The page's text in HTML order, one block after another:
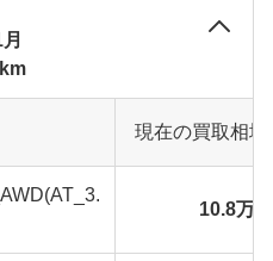
現在の買取相
10.8万